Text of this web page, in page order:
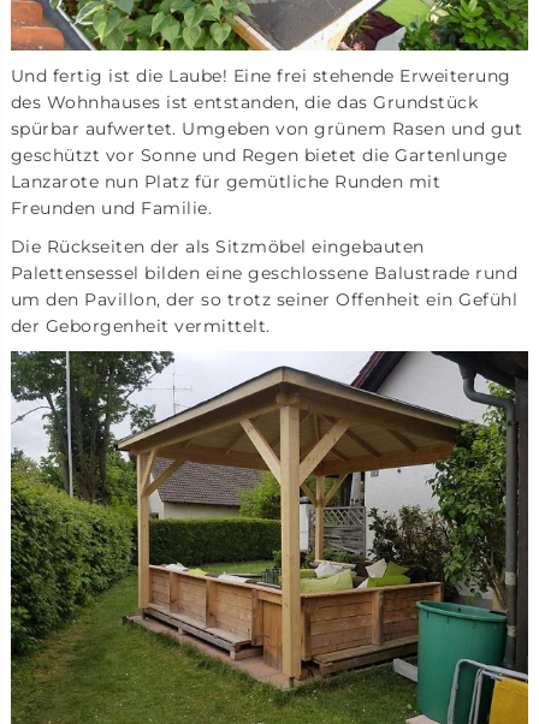
Und fertig ist die Laube! Eine frei stehende Erweiterung
des Wohnhauses ist entstanden, die das Grundstück
spürbar aufwertet. Umgeben von grünem Rasen und gut
geschützt vor Sonne und Regen bietet die Gartenlunge
Lanzarote nun Platz für gemütliche Runden mit
Freunden und Familie.
Die Rückseiten der als Sitzmöbel eingebauten
Palettensessel bilden eine geschlossene Balustrade rund
um den Pavillon, der so trotz seiner Offenheit ein Gefühl
der Geborgenheit vermittelt.